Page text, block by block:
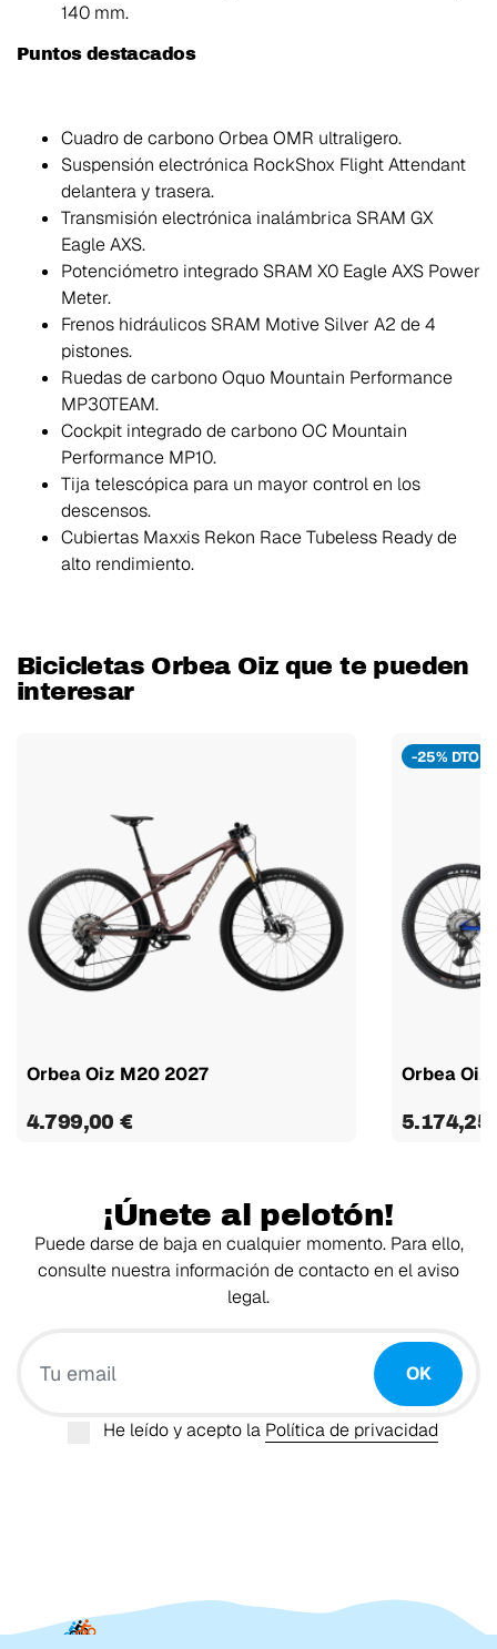
140 mm.
Puntos destacados
Cuadro de carbono Orbea OMR ultraligero.
Suspensión electrónica RockShox Flight Attendant
delantera y trasera.
Transmisión electrónica inalámbrica SRAM GX
Eagle AXS.
Potenciómetro integrado SRAM X0 Eagle AXS Power
Meter.
Frenos hidráulicos SRAM Motive Silver A2 de 4
pistones.
Ruedas de carbono Oquo Mountain Performance
MP30TEAM.
Cockpit integrado de carbono OC Mountain
Performance MP10.
Tija telescópica para un mayor control en los
descensos.
Cubiertas Maxxis Rekon Race Tubeless Ready de
alto rendimiento.
Bicicletas Orbea Oiz que te pueden
interesar
Orbea Oiz M20 2027
4.799,00 €
-25% DTO
Orbea
5.174,25
¡Únete al pelotón!
Puede darse de baja en cualquier momento. Para ello,
consulte nuestra información de contacto en el aviso
legal.
OK
He leído y acepto la Política de privacidad